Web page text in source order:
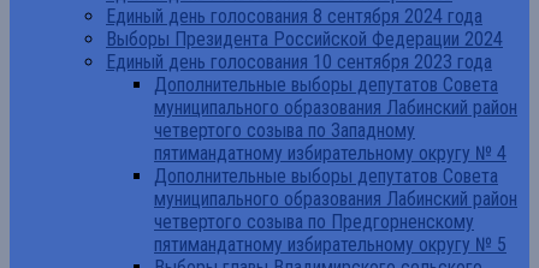
Единый день голосования 8 сентября 2024 года
Выборы Президента Российской Федерации 2024
Единый день голосования 10 сентября 2023 года
Дополнительные выборы депутатов Совета
муниципального образования Лабинский район
четвертого созыва по Западному
пятимандатному избирательному округу № 4
Дополнительные выборы депутатов Совета
муниципального образования Лабинский район
четвертого созыва по Предгорненскому
пятимандатному избирательному округу № 5